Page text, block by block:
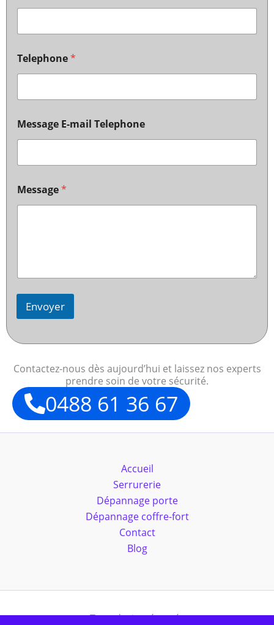
Telephone*
Message E-mail Telephone
Message*
Envoyer
Contactez-nous dès aujourd’hui et laissez nos experts
prendre soin de votre sécurité.
0488 61 36 67
Accueil
Serrurerie
Dépannage porte
Dépannage coffre-fort
Contact
Blog
Tous droits réservés